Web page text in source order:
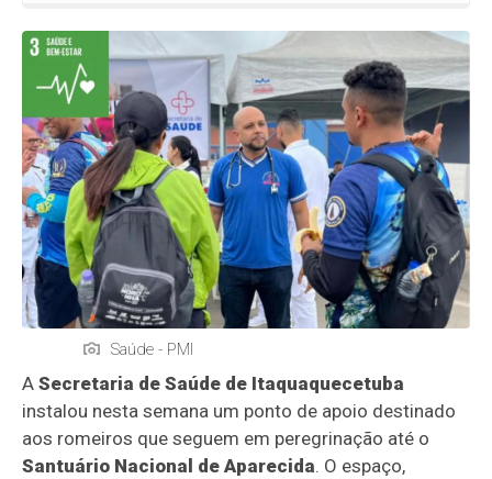
Saúde - PMI
ASecretaria de Saúde de Itaquaquecetuba
instalou nesta semana um ponto de apoio destinado
aos romeiros que seguem em peregrinação até o
Santuário Nacional de Aparecida. O espaço,